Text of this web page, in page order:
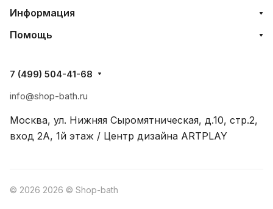
Информация
Помощь
7 (499) 504-41-68
info@shop-bath.ru
Москва, ул. Нижняя Сыромятническая, д.10, стр.2,
вход 2A, 1й этаж / Центр дизайна ARTPLAY
© 2026 2026 © Shop-bath